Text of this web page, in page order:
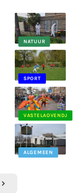
NATUUR
SPORT
VASTELAOVENDJ
ALGEMEEN